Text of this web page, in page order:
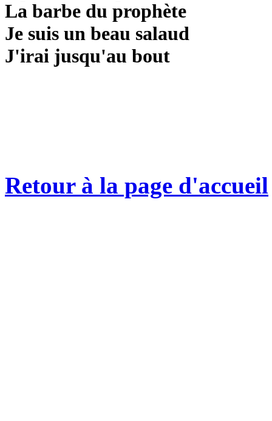
La barbe du prophète
Je suis un beau salaud
J'irai jusqu'au bout
Retour à la page d'accueil